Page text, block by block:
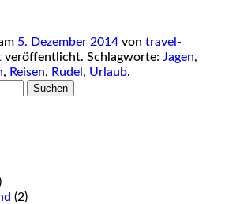
5. Dezember 2014 von travel-
veröffentlicht. Schlagworte: Jagen,
, Reisen, Rudel , Urlaub.
(2)